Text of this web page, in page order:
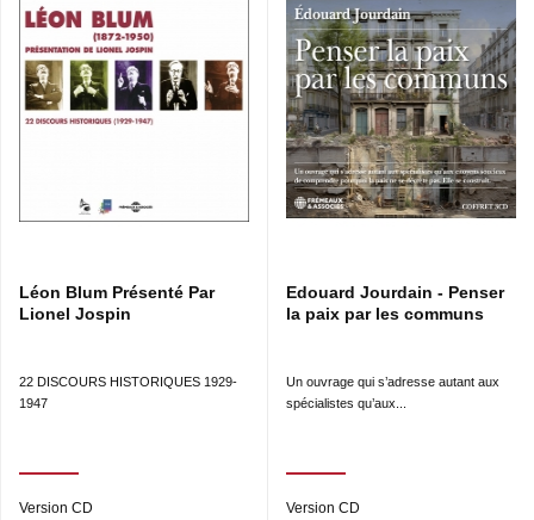
Léon Blum Présenté Par
Lionel Jospin
22 DISCOURS HISTORIQUES 1929-
1947
Version CD
Edouard Jourdain - Penser
la paix par les communs
Un ouvrage qui s’adresse autant aux
spécialistes qu’aux...
Version CD